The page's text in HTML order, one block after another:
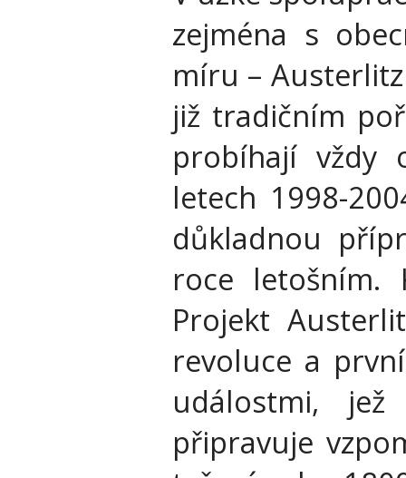
zejména s
míru –
již tradičním
probíhají vždy
letech 1998-
důkladnou
roce letošním.
Projekt
revoluce a
událostmi,
připravuje